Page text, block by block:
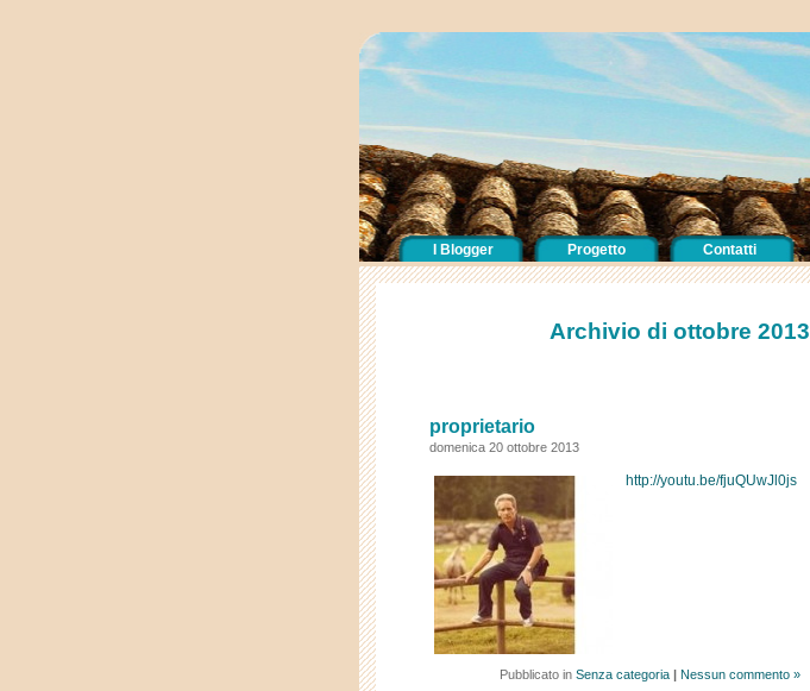
I Blogger Progetto Contatti
Archivio di ottobre 2013
proprietario
domenica 20 ottobre 2013
http://youtu.be/fjuQUwJl0js
Pubblicato in Senza categoria | Nessun commento »